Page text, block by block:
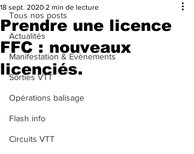
Tous nos posts
Actualités
Manifestation & Evènements
Sorties VTT
Opérations balisage
Flash info
Circuits VTT
Prendre une licence
FFC : nouveaux
licenciés.
18 sept. 2020 2 min de lecture